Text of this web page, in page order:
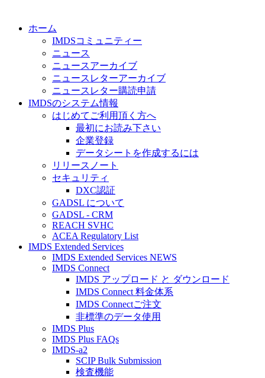
ホーム
IMDSコミュニティー
ニュース
ニュースアーカイブ
ニュースレターアーカイブ
ニュースレター購読申請
IMDSのシステム情報
はじめてご利用頂く方へ
最初にお読み下さい
企業登録
データシートを作成するには
リリースノート
セキュリティ
DXC認証
GADSL について
GADSL - CRM
REACH SVHC
ACEA Regulatory List
IMDS Extended Services
IMDS Extended Services NEWS
IMDS Connect
IMDS アップロード と ダウンロード
IMDS Connect 料金体系
IMDS Connectご注文
非標準のデータ使用
IMDS Plus
IMDS Plus FAQs
IMDS-a2
SCIP Bulk Submission
検査機能